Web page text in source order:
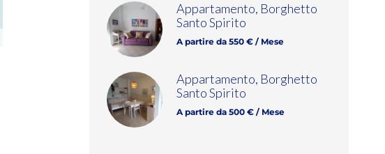
Appartamento, Borghetto
Santo Spirito
A partire da 550 € / Mese
Appartamento, Borghetto
Santo Spirito
A partire da 500 € / Mese